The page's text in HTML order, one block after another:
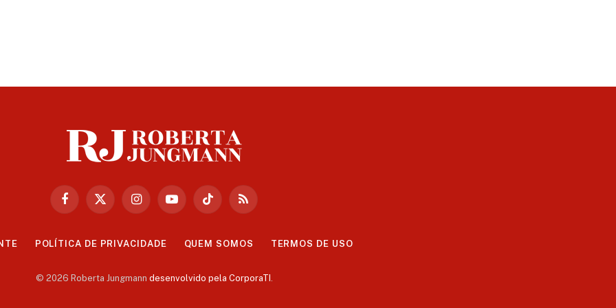
Facebook
X
InstagramYouTubeTikTok RSS
POLÍTICA DE PRIVACIDADE QUEM SOMOS TERMOS DE USO
© 2026 Roberta Jungmann desenvolvido pela CorporaTI .